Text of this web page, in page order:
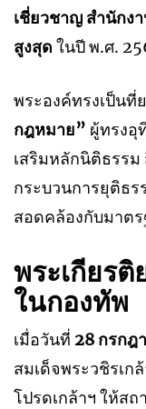
เชี่ยวชาญ สำนักง
สูงสุด ในปี พ.ศ.
พระองค์ทรงเป็นที่
กฎหมาย” ผู้ทรงอุ
เสริมหลักนิติธรร
กระบวนการยุติธร
สอดคล้องกับมาต
พระเกียร
ในกองทัพ
เมื่อวันที่ 28 กรกฎ
สมเด็จพระวชิรเก
โปรดเกล้าฯ ให้สถ